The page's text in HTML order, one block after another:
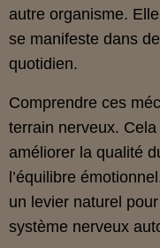
autre organisme.
se manifeste dans
quotidien.
Comprendre ces
terrain nerveux.
améliorer la qualité
l’équilibre
un levier naturel
système nerveux